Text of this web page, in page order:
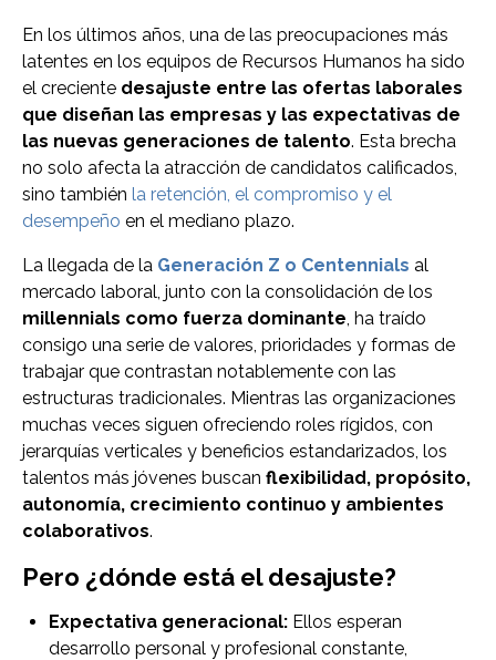
En los últimos años, una de las preocupaciones más
latentes en los equipos de Recursos Humanos ha sido
el creciente desajuste entre las ofertas laborales
que diseñan las empresas y las expectativas de
las nuevas generaciones de talento. Esta brecha
no solo afecta la atracción de candidatos calificados,
sino también la retención, el compromiso y el
desempeño en el mediano plazo.
La llegada de la Generación Z o Centennials al
mercado laboral, junto con la consolidación de los
millennials como fuerza dominante, ha traído
consigo una serie de valores, prioridades y formas de
trabajar que contrastan notablemente con las
estructuras tradicionales. Mientras las organizaciones
muchas veces siguen ofreciendo roles rígidos, con
jerarquías verticales y beneficios estandarizados, los
talentos más jóvenes buscan flexibilidad, propósito,
autonomía, crecimiento continuo y ambientes
colaborativos.
Pero ¿dónde está el desajuste?
Expectativa generacional: Ellos esperan
desarrollo personal y profesional constante,